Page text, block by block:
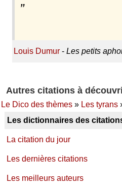
Louis Dumur- Les petits
Autres citations à
Le Dico des thèmes» Les tyrans
Les dictionnaires des
La citation du jour
Les dernières citations
Les meilleurs auteurs